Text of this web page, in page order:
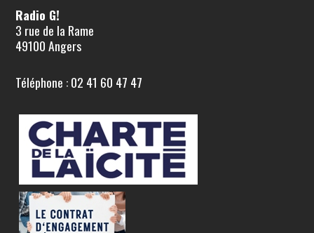
Radio G!
3 rue de la Rame
49100 Angers
Téléphone : 02 41 60 47 47